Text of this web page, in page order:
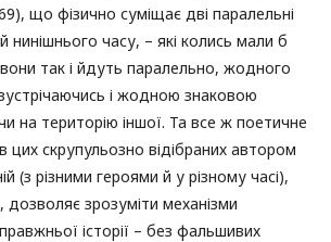
що фізично суміщає дві паралельні
нинішнього часу, – які колись мали б
так і йдуть паралельно, жодного
і жодною знаковою
на територію іншої. Та все ж поетичне
цих скрупульозно відібраних автором
(з різними героями й у різному часі),
дозволяє зрозуміти механізми
історії – без фальшивих